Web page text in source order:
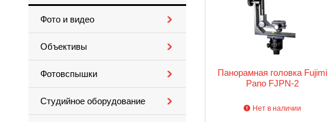
Фото и видео
Объективы
Фотовспышки
Студийное оборудование
Панорамная головка Fujimi
Pano FJPN-2
Нет в наличии